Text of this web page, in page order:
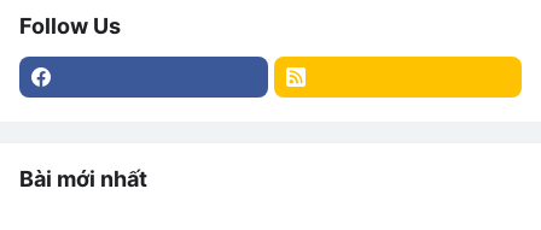
Follow Us
Bài mới nhất